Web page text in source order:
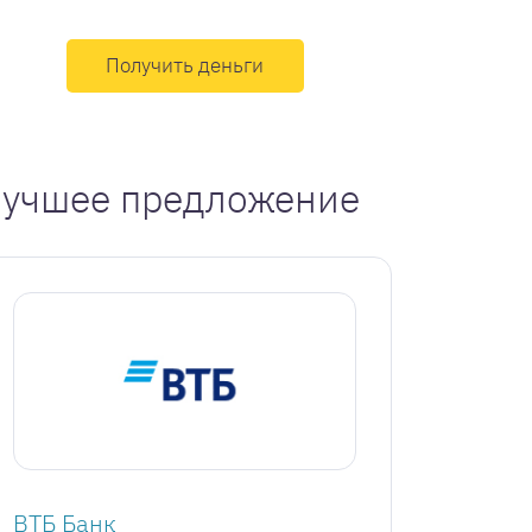
Получить деньги
предложение
ВТБ Банк